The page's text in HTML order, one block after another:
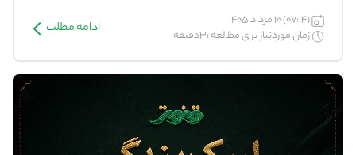
(07:14) 10 مرداد 1405
زمان موردنیاز برای مطالعه :3دقیقه
ادامه مطلب